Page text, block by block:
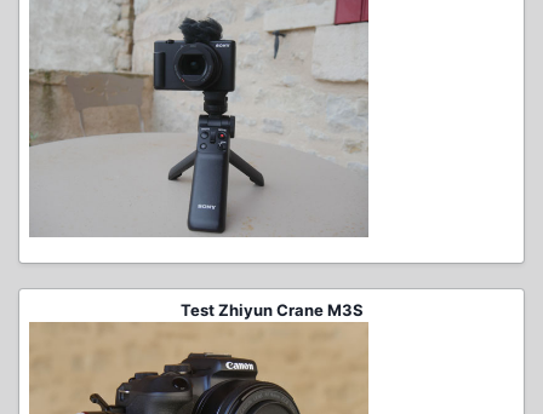
Test Zhiyun Crane M3S